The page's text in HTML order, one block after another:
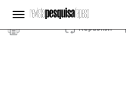
Republish